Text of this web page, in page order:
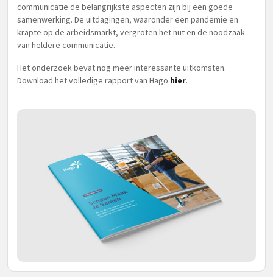
communicatie de belangrijkste aspecten zijn bij een goede
samenwerking. De uitdagingen, waaronder een pandemie en
krapte op de arbeidsmarkt, vergroten het nut en de noodzaak
van heldere communicatie.
Het onderzoek bevat nog meer interessante uitkomsten.
Download het volledige rapport van Hago hier.